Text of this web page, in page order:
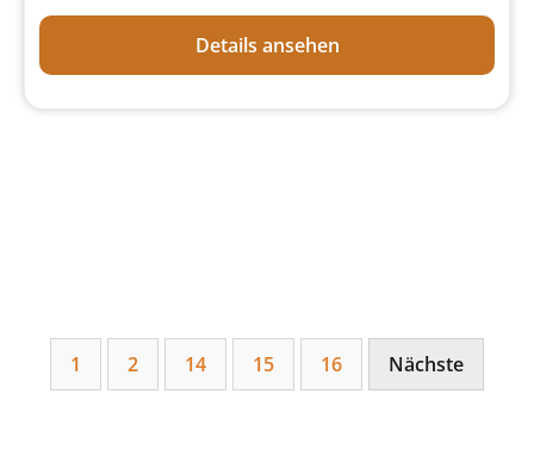
Details ansehen
1 2 14 15 16 Nächste